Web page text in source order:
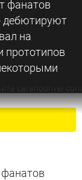
фанатов
дебютируют
на
прототипов
caranddriver.com